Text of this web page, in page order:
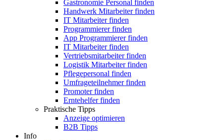
Gastronomie Personal finden
Handwerk Mitarbeiter finden
IT Mitarbeiter finden
Programmierer finden
App Programmierer finden
IT Mitarbeiter finden
Vertriebsmitarbeiter finden
Logistik Mitarbeiter finden
Pflegepersonal finden
Umfrageteilnehmer finden
Promoter finden
Erntehelfer finden
Praktische Tipps
Anzeige optimieren
B2B Tipps
Info